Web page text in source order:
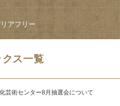
アフリー
クス一覧
芸術センター8月抽選会について